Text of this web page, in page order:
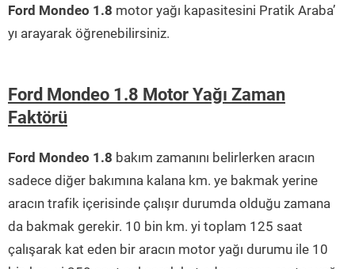
Ford Mondeo 1.8 motor yağı kapasitesini Pratik Araba’
yı arayarak öğrenebilirsiniz.
Ford Mondeo 1.8 Motor Yağı Zaman
Faktörü
Ford Mondeo 1.8 bakım zamanını belirlerken aracın
sadece diğer bakımına kalana km. ye bakmak yerine
aracın trafik içerisinde çalışır durumda olduğu zamana
da bakmak gerekir. 10 bin km. yi toplam 125 saat
çalışarak kat eden bir aracın motor yağı durumu ile 10